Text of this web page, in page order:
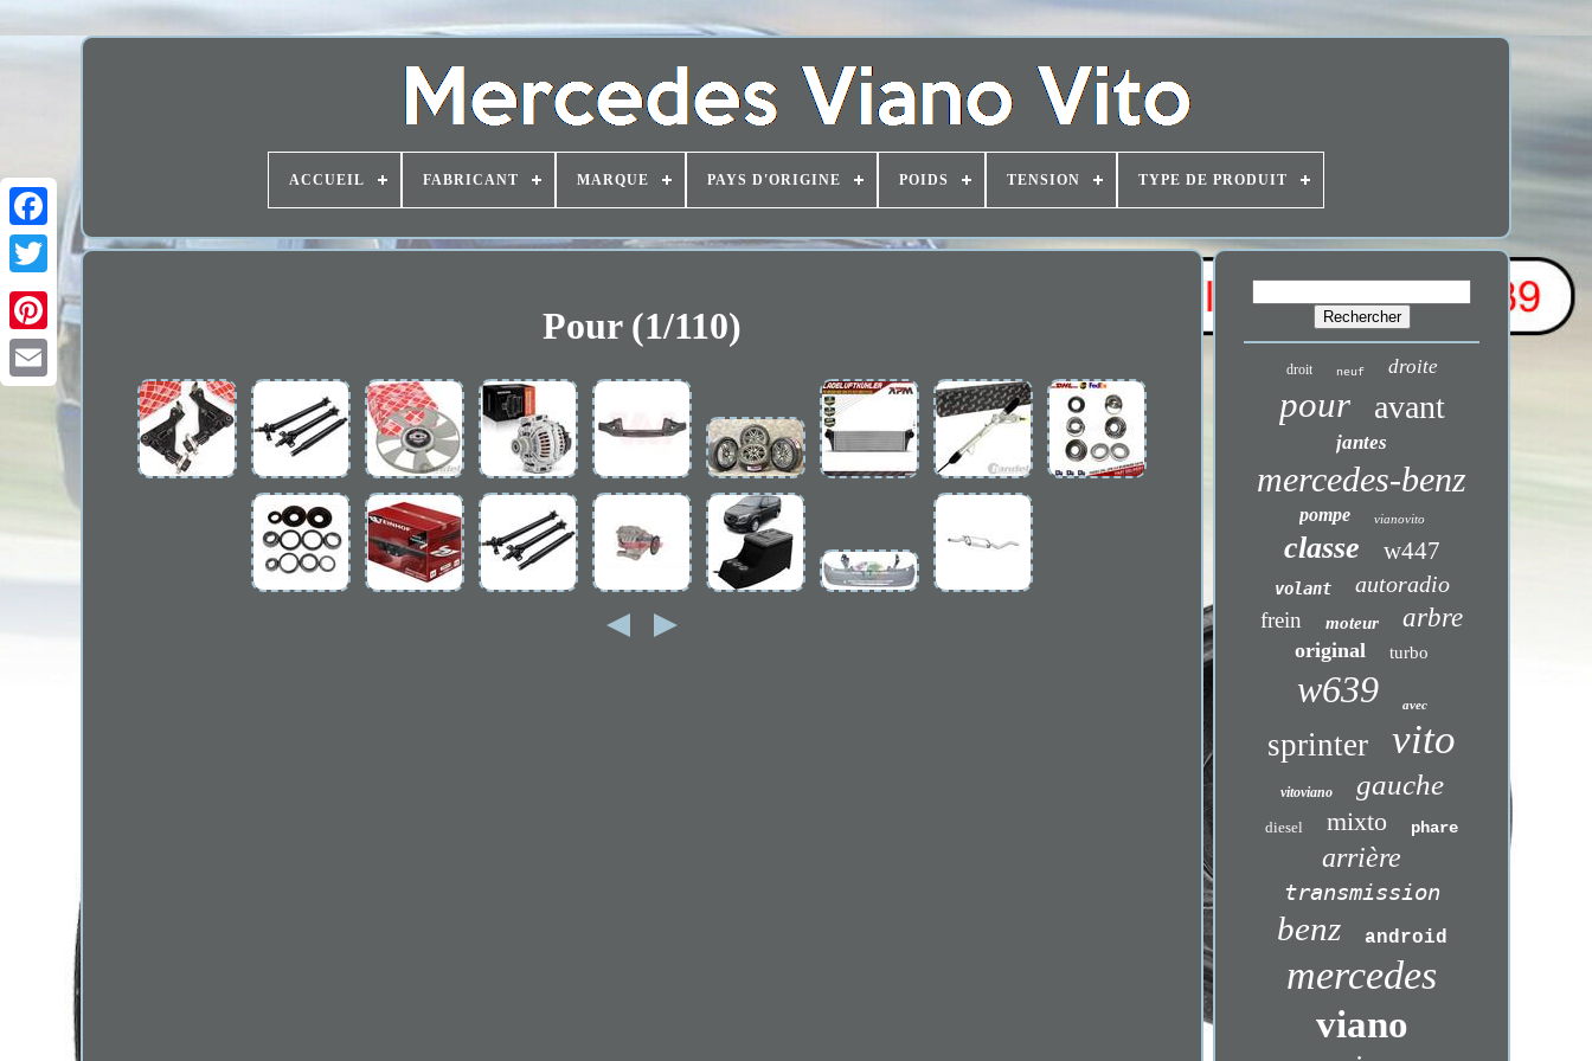
ACCUEIL FABRICANT MARQUE PAYS D'ORIGINE POIDS TENSION TYPE DE PRODUIT
Pour (1/110)
droit neuf droite
pour avant
jantes
mercedes-benz
pompe vianovito
classe w447
volant autoradio
frein moteur arbre
original turbo
w639 avec
sprinter vito
vitoviano gauche
diesel mixto phare
arrière
transmission
benz android
mercedes
viano